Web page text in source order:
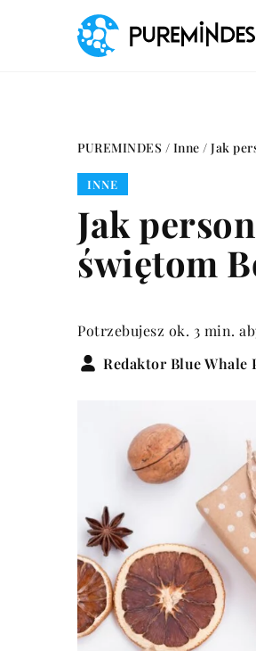
PUREMINDES / Inne / Jak
INNE
Jak
świętom
Potrzebujesz ok. 3 min.
Redaktor Blue Whale